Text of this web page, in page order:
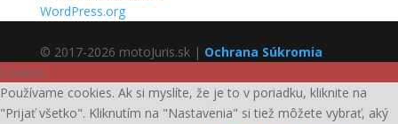
WordPress.org
© 2017-2026 motoJuris.sk | Ochrana Súkromia
Cookies
Používame cookies. Ak si myslíte, že je to v poriadku, kliknite na
"Prijať všetko". Kliknutím na "Nastavenia" si tiež môžete vybrať, aký